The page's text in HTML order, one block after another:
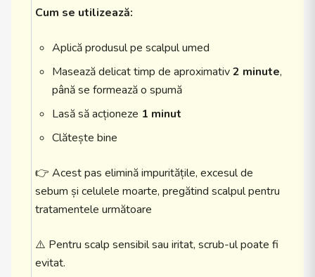
Cum se utilizează:
Aplică produsul pe scalpul umed
Masează delicat timp de aproximativ2 minute,
până se formează o spumă
Lasă să acționeze 1 minut
Clătește bine
👉 Acest pas elimină impuritățile, excesul de
sebum și celulele moarte, pregătind scalpul pentru
tratamentele următoare
⚠️ Pentru scalp sensibil sau iritat, scrub-ul poate fi
evitat.